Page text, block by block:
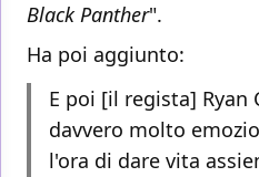
Black Panther".
Ha poi aggiunto:
E poi [il regista] Ryan
davvero molto
l'ora di dare vita